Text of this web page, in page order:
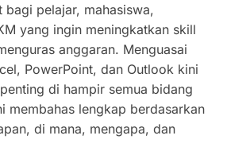
bagi pelajar, mahasiswa,
yang ingin meningkatkan skill
anggaran. Menguasai
PowerPoint, dan Outlook kini
di hampir semua bidang
membahas lengkap berdasarkan
di mana, mengapa, dan